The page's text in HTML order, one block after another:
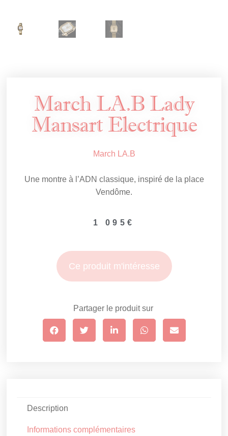
March LA.B Lady
Mansart Electrique
March LA.B
Une montre à l’ADN classique, inspiré de la place
Vendôme.
1 095€
Ce produit m'intéresse
Partager le produit sur
Description
Informations complémentaires